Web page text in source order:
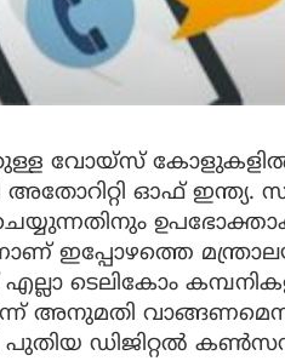
വോയ്സ് കോളുകളില്‍
അതോറിറ്റി ഓഫ്
ഇപ്പോഴത്തെ
ടെലികോം
അനുമതി
പുതിയ ഡിജിറ്റല്‍